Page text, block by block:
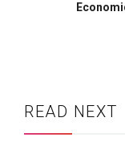
READ NEXT